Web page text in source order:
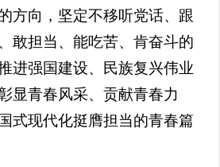
方向，坚定不移听党话、跟
敢担当、能吃苦、肯奋斗的
进强国建设、民族复兴伟业
显青春风采、贡献青春力
式现代化挺膺担当的青春篇